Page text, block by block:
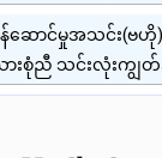
ဝန်ဆောင်မှုအသင်း(ဗဟို
စုံညီ သင်းလုံးကျွတ်